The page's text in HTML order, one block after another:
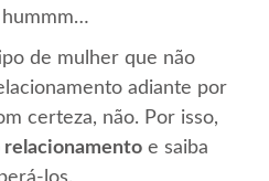
de mulher que não
adiante por
certeza, não. Por isso,
relacionamento e saiba